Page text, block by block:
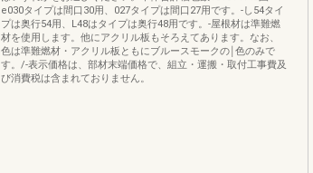
e030タイプは間口30用、027タイプは間口27用です。-し54タイ
プは奥行54用、L48はタイプは奥行48用です。-屋根材は準難燃
材を使用します。他にアクリル板もそろえてあります。なお、
色は準難燃材・アクリル板ともにブルースモークの￨色のみで
す。/-表示価格は、部材末端価格で、組立・運搬・取付工事費及
び消費税は含まれておりません。